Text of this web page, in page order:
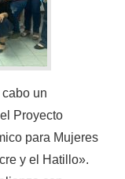
un
Proyecto
para Mujeres
y el Hatillo».